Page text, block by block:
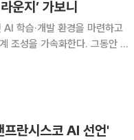
운지’ 가보니
학습·개발 환경을 마련하고
조성을 가속화한다. 그동안 개
프란시스코 AI 선언'